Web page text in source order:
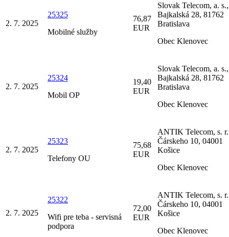
2. 7. 2025
25325
Mobilné služby
76,87
EUR
Slovak Telecom, a. s.,
Bajkalská 28, 81762
Bratislava
Obec Klenovec
2. 7. 2025
25324
Mobil OP
19,40
EUR
Slovak Telecom, a. s.,
Bajkalská 28, 81762
Bratislava
Obec Klenovec
2. 7. 2025
25323
Telefony OU
75,68
EUR
ANTIK Telecom, s.
Čárskeho 10, 04001
Košice
Obec Klenovec
2. 7. 2025
25322
Wifi pre teba - servisná
podpora
72,00
EUR
ANTIK Telecom, s.
Čárskeho 10, 04001
Košice
Obec Klenovec